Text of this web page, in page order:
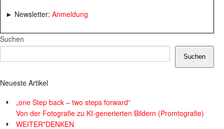
► Newsletter: Anmeldung
Suchen
Suchen
Neueste Artikel
„one Step back – two steps forward“
Von der Fotografie zu KI-generierten Bildern (Promtografie)
WEITER*DENKEN